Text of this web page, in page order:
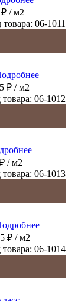
₽ / м2
товара: 06-1011
₽ / м2
товара: 06-1012
/ м2
товара: 06-1013
₽ / м2
товара: 06-1014